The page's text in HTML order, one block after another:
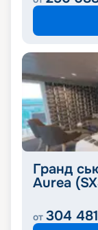
Гранд
Aurea
от 304 481